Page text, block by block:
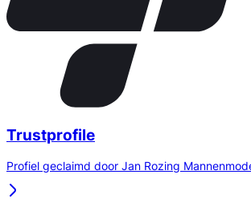
Trustprofile
Profiel geclaimd door Jan Rozing